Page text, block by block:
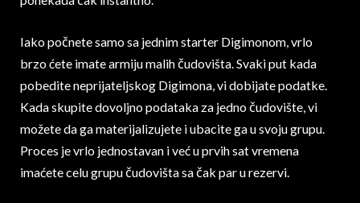
Iako počnete samo sa jednim starter Digimonom, vrlo
brzo ćete imate armiju malih čudovišta. Svaki put kada
pobedite neprijateljskog Digimona, vi dobijate podatke.
Kada skupite dovoljno podataka za jedno čudovište, vi
možete da ga materijalizujete i ubacite ga u svoju grupu.
Proces je vrlo jednostavan i već u prvih sat vremena
imaćete celu grupu čudovišta sa čak par u rezervi.